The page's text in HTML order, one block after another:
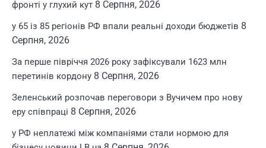
фронті у глухий кут 8 Серпня, 2026
у 65 із 85 регіонів РФ впали реальні доходи бюджетів 8
Серпня, 2026
За перше півріччя 2026 року зафіксували 1623 млн
перетинів кордону 8 Серпня, 2026
Зеленський розпочав переговори з Вучичем про нову
еру співпраці 8 Серпня, 2026
у РФ неплатежі між компаніями стали нормою для